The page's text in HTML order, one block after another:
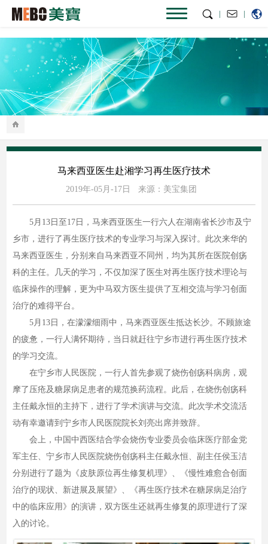
|
|
马来西亚医生赴湘学习再生医疗技术
2019年-05月-17日 来源：美宝集团
5月13日至17日，马来西亚医生一行六人在湖南省长沙市及宁
乡市，进行了再生医疗技术的专业学习与深入探讨。此次来华的
马来西亚医生，分别来自马来西亚不同州，均为其所在医院创疡
科的主任。几天的学习，不仅加深了医生对再生医疗技术理论与
临床操作的理解，更为中马双方医生提供了互相交流与学习创面
治疗的难得平台。
5月13日，在濛濛细雨中，马来西亚医生抵达长沙。不顾旅途
的疲惫，一行人满怀期待，当日就赶往宁乡市进行再生医疗技术
的学习交流。
在宁乡市人民医院，一行人首先参观了烧伤创疡科病房，观
摩了压疮及糖尿病足患者的规范换药流程。此后，在烧伤创疡科
主任戴永恒的主持下，进行了学术演讲与交流。此次学术交流活
动有幸邀请到宁乡市人民医院院长刘亮出席并致辞。
会上，中国中西医结合学会烧伤专业委员会临床医疗部金党
军主任、宁乡市人民医院烧伤创疡科主任戴永恒、副主任侯玉洁
分别进行了题为《皮肤原位再生修复机理》、《慢性难愈合创面
治疗的现状、新进展及展望》、《再生医疗技术在糖尿病足治疗
中的临床应用》的演讲，双方医生还就再生修复的原理进行了深
入的讨论。